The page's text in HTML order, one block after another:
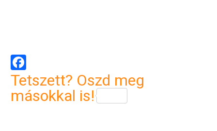
Facebook
Tetszett? Oszd meg
másokkal is!